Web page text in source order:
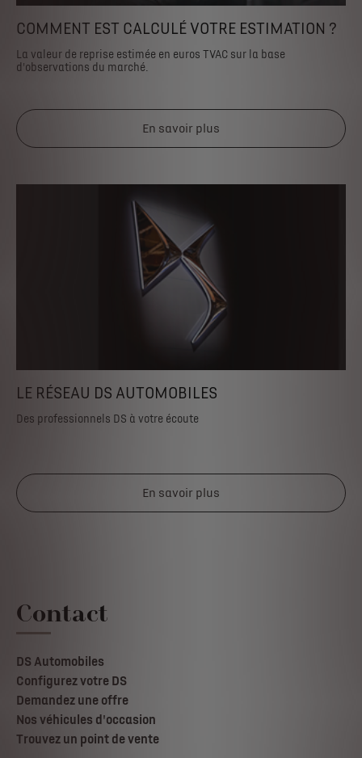
COMMENT EST CALCULÉ VOTRE ESTIMATION ?
La valeur de reprise estimée en euros TVAC sur la base
d'observations du marché.
En savoir plus
LE RÉSEAU DS AUTOMOBILES
Des professionnels DS à votre écoute
En savoir plus
Contact
DS Automobiles
Configurez votre DS
Demandez une offre
Nos véhicules d'occasion
Trouvez un point de vente